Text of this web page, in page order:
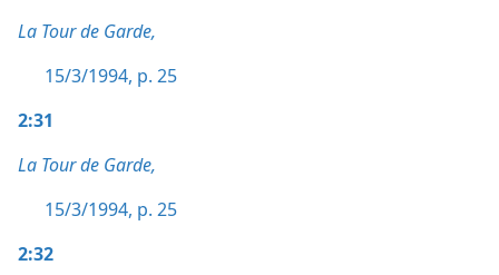
La Tour de Garde,
15/3/1994, p. 25
2:31
La Tour de Garde,
15/3/1994, p. 25
2:32